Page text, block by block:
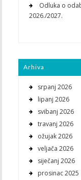
Odluka o
2026./2027.
Arhiva
srpanj 2026
lipanj 2026
svibanj 2026
travanj 2026
ožujak 2026
veljača 2026
siječanj 2026
prosinac 2025